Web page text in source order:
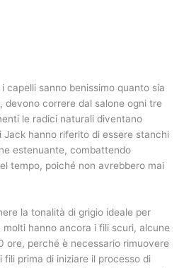
capelli sanno benissimo quanto sia
devono correre dal salone ogni tre
le radici naturali diventano
hanno riferito di essere stanchi
estenuante, combattendo
tempo, poiché non avrebbero mai
la tonalità di grigio ideale per
hanno ancora i fili scuri, alcune
ore, perché è necessario rimuovere
prima di iniziare il processo di